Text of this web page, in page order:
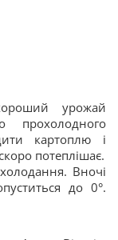
урожай
картоплю і
потеплішає.
Вночі
до 0°.